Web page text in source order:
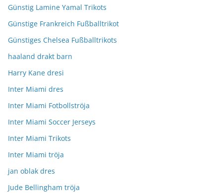
Günstig Lamine Yamal Trikots
Günstige Frankreich Fußballtrikot
Günstiges Chelsea Fußballtrikots
haaland drakt barn
Harry Kane dresi
Inter Miami dres
Inter Miami Fotbollströja
Inter Miami Soccer Jerseys
Inter Miami Trikots
Inter Miami tröja
jan oblak dres
Jude Bellingham tröja